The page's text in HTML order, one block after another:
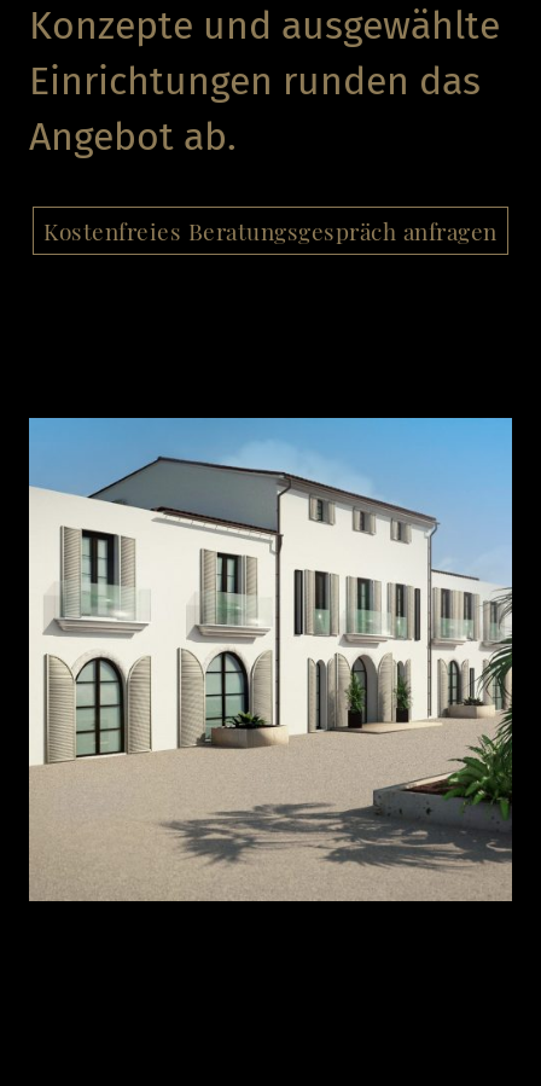
Konzepte und ausgewählte
Einrichtungen runden das
Angebot ab.
Kostenfreies Beratungsgespräch anfragen